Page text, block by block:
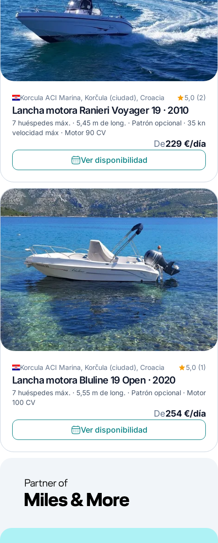
Korcula ACI Marina, Korčula (ciudad), Croacia 5,0 (2)
Lancha motora Ranieri Voyager 19 · 2010
7 huéspedes máx. 5,45 m de long. Patrón opcional
35 kn
velocidad máx
Motor 90 CV
De229 €/día
Ver disponibilidad
Korcula ACI Marina, Korčula (ciudad), Croacia 5,0 (1)
Lancha motora Bluline 19 Open · 2020
7 huéspedes máx. 5,55 m de long. Patrón opcional
Motor
100 CV
De254 €/día
Ver disponibilidad